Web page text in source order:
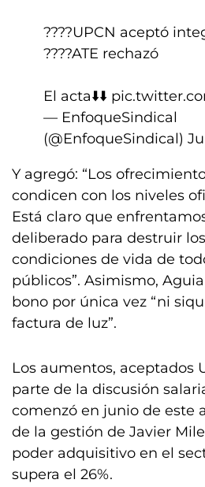
????UPCN aceptó
????ATE rechazó
El acta⬇️⬇️
— EnfoqueSindical
(@EnfoqueSindical)
Y agregó: “Los
condicen con los niveles
Está claro que
deliberado para destruir
condiciones de vida de
públicos”. Asimismo,
bono por única vez “ni
factura de luz”.
Los aumentos, aceptados
parte de la discusión
comenzó en junio de este
de la gestión de Javier
poder adquisitivo en el
supera el 26%.